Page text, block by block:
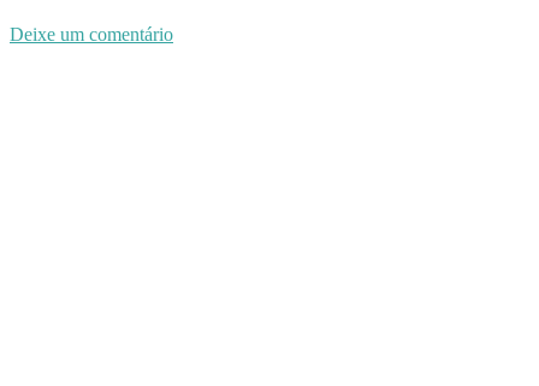
Deixe um comentário